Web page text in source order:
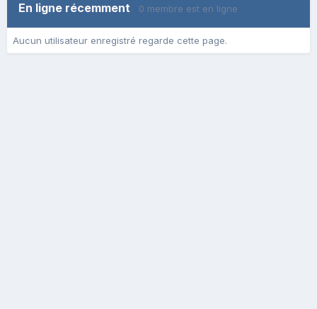
En ligne récemment 0 membre est en ligne
Aucun utilisateur enregistré regarde cette page.